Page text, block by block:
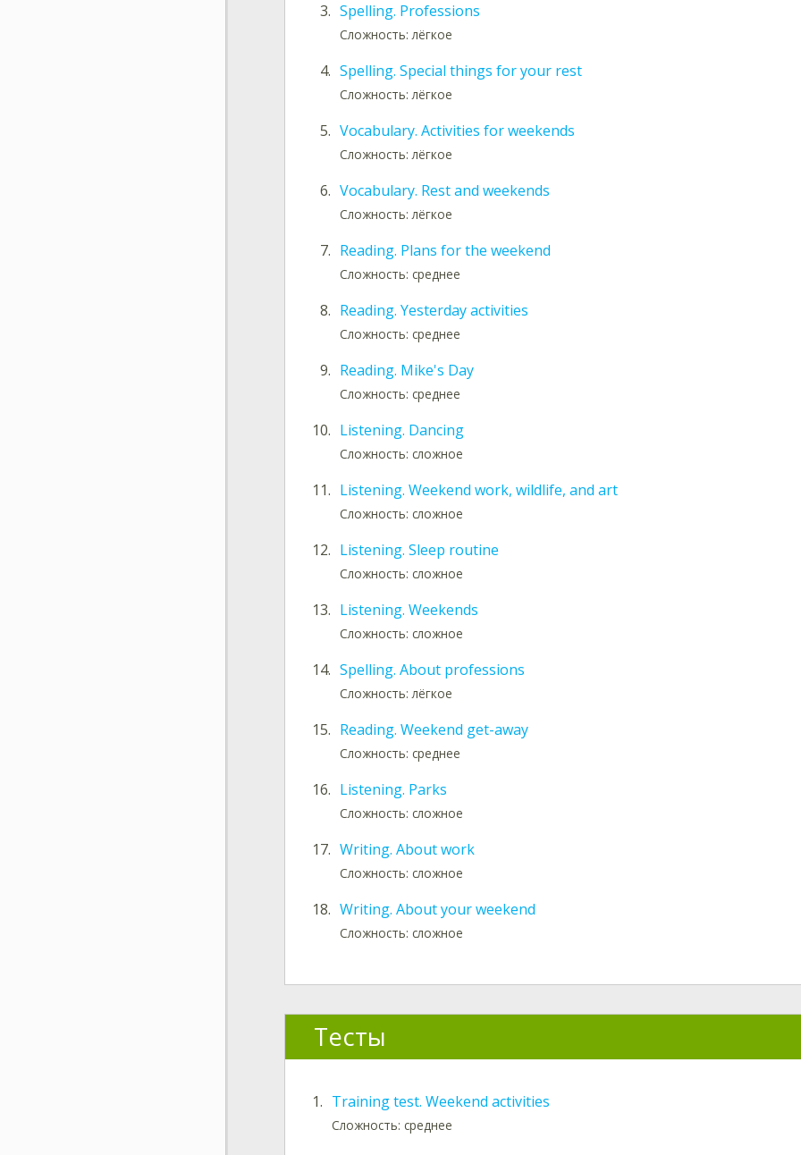
3. Spelling. Professions
Сложность: лёгкое
4. Spelling. Special things for your rest
Сложность: лёгкое
5. Vocabulary. Activities for weekends
Сложность: лёгкое
6. Vocabulary. Rest and weekends
Сложность: лёгкое
7. Reading. Plans for the weekend
Сложность: среднее
8. Reading. Yesterday activities
Сложность: среднее
9. Reading. Mike's Day
Сложность: среднее
10. Listening. Dancing
Сложность: сложное
11. Listening. Weekend work, wildlife, and art
Сложность: сложное
12. Listening. Sleep routine
Сложность: сложное
13. Listening. Weekends
Сложность: сложное
14. Spelling. About professions
Сложность: лёгкое
15. Reading. Weekend get-away
Сложность: среднее
16. Listening. Parks
Сложность: сложное
17. Writing. About work
Сложность: сложное
18. Writing. About your weekend
Сложность: сложное
Тесты
1. Training test. Weekend activities
Сложность: среднее